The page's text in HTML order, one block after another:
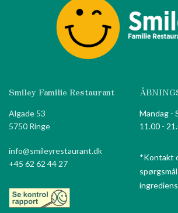
Smiley Familie Restaurant
Algade 53
5750 Ringe
info@smileyrestaurant.dk
+45 62 62 44 27
Mandag -
11.00 -
*Kontakt